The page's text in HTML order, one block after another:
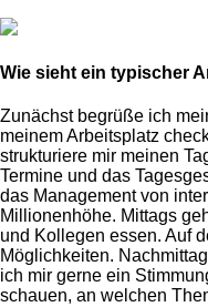
Wie sieht ein typischer
Zunächst begrüße ich
meinem Arbeitsplatz
strukturiere mir meinen
Termine und das
das Management von
Millionenhöhe. Mittags
und Kollegen essen. Auf
Möglichkeiten.
ich mir gerne ein
schauen, an welchen